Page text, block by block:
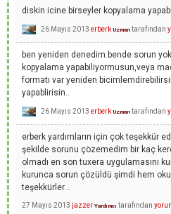
diskin icine birseyler kopyalama
26 Mayıs 2013 erberk Uzman tarafından
ben yeniden denedim.bende sorun
kopyalama yapabiliyormusun,veya
formatı var yeniden
yapablirisin..
26 Mayıs 2013 erberk Uzman tarafından
erberk yardımların için çok teşekkür
şekilde sorunu çözemedim bir kaç
olmadı en son tuxera uygulamasını
kurunca sorun çözüldü şimdi hem
teşekkürler...
27 Mayıs 2013 jazzer Yardımcı tarafından